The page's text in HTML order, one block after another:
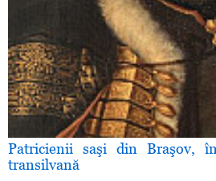
Patricienii saşi din Braşov,
transilvană